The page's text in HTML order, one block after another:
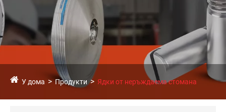
У дома Продукти Ядки от неръждаема стомана